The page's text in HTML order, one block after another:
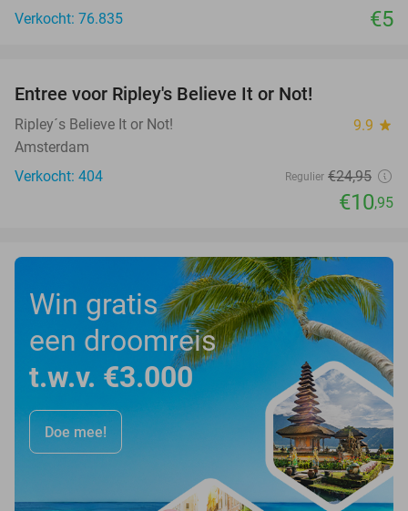
Verkocht: 76.835
€5
Entree voor Ripley's Believe It or Not!
Ripley´s Believe It or Not! 9.9 star
Amsterdam
Verkocht: 404
Regulier €24,95
€10,95
Win gratis
een droomreis
t.w.v. €3.000
Doe mee!